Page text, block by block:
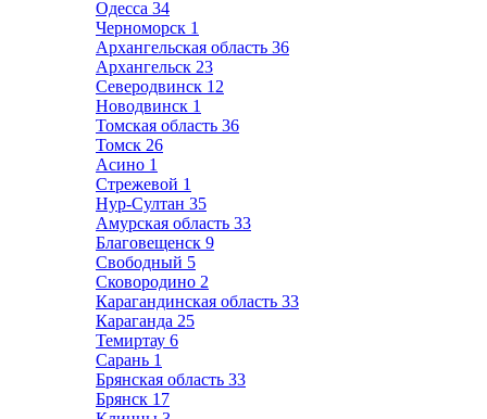
Одесса 34
Черноморск 1
Архангельская область 36
Архангельск 23
Северодвинск 12
Новодвинск 1
Томская область 36
Томск 26
Асино 1
Стрежевой 1
Нур-Султан 35
Амурская область 33
Благовещенск 9
Свободный 5
Сковородино 2
Карагандинская область 33
Караганда 25
Темиртау 6
Сарань 1
Брянская область 33
Брянск 17